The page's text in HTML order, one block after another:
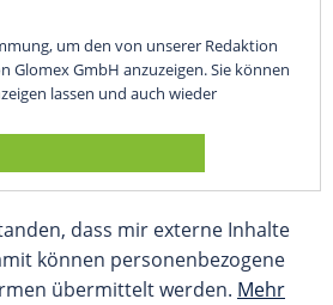
um den von unserer Redaktion
Glomex GmbH anzuzeigen. Sie können
lassen und auch wieder
dass mir externe Inhalte
können personenbezogene
übermittelt werden. Mehr